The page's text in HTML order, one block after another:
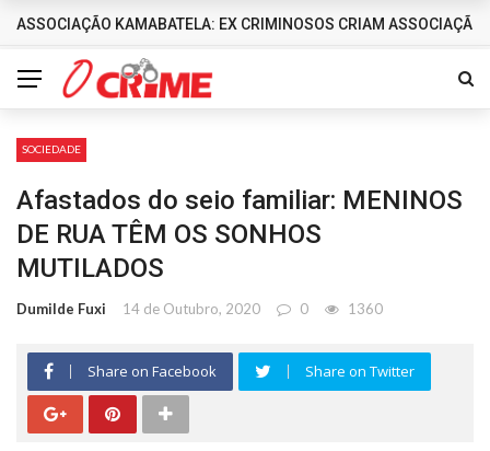
DESTAQUES
ASSOCIAÇÃO KAMABATELA: EX CRIMINOSOS CRIAM
SOCIEDADE
Afastados do seio familiar: MENINOS
DE RUA TÊM OS SONHOS
MUTILADOS
Dumilde Fuxi 14 de Outubro, 2020 0 1360
Share on Facebook Share on Twitter